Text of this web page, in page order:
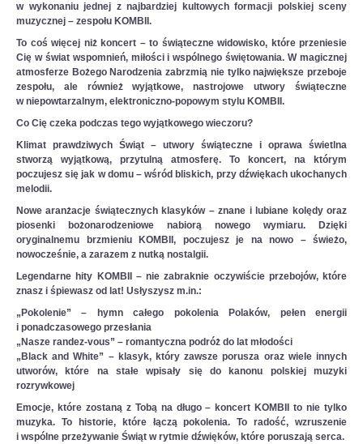
w wykonaniu jednej z najbardziej kultowych formacji polskiej sceny
muzycznej – zespołu KOMBII.
To coś więcej niż koncert – to świąteczne widowisko, które przeniesie
Cię w świat wspomnień, miłości i wspólnego świętowania. W magicznej
atmosferze Bożego Narodzenia zabrzmią nie tylko największe przeboje
zespołu, ale również wyjątkowe, nastrojowe utwory świąteczne
w niepowtarzalnym, elektroniczno-popowym stylu KOMBII.
Co Cię czeka podczas tego wyjątkowego wieczoru?
Klimat prawdziwych Świąt – utwory świąteczne i oprawa świetlna
stworzą wyjątkową, przytulną atmosferę. To koncert, na którym
poczujesz się jak w domu – wśród bliskich, przy dźwiękach ukochanych
melodii.
Nowe aranżacje świątecznych klasyków – znane i lubiane kolędy oraz
piosenki bożonarodzeniowe nabiorą nowego wymiaru. Dzięki
oryginalnemu brzmieniu KOMBII, poczujesz je na nowo – świeżo,
nowocześnie, a zarazem z nutką nostalgii.
Legendarne hity KOMBII – nie zabraknie oczywiście przebojów, które
znasz i śpiewasz od lat! Usłyszysz m.in.:
„Pokolenie” – hymn całego pokolenia Polaków, pełen energii
i ponadczasowego przesłania
„Nasze randez-vous” – romantyczna podróż do lat młodości
„Black and White” – klasyk, który zawsze porusza oraz wiele innych
utworów, które na stałe wpisały się do kanonu polskiej muzyki
rozrywkowej
Emocje, które zostaną z Tobą na długo – koncert KOMBII to nie tylko
muzyka. To historie, które łączą pokolenia. To radość, wzruszenie
i wspólne przeżywanie Świąt w rytmie dźwięków, które poruszają serca.